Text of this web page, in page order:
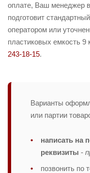
оплате, Ваш менеджер
подготовит
оператором или
пластиковых емкость 9
243-18-15.
Варианты
или партии
написать на
реквизиты -
позвонить по